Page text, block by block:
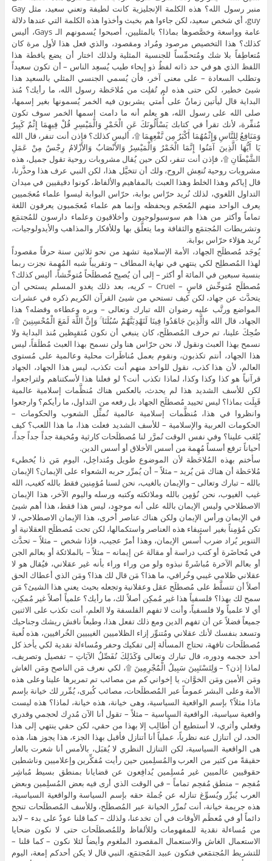
منبر رسول الله؟ هذه الكلمة الإنجليزية كانت لطيفة وتعني سعيد، مثل Gay
guy، أي شخص سعيد، لكن جاءوا هم بخبث وأخذوا هذه الكلمة التي عندها دلالة
عامة وواسعة وخصَّصوها بماذا؟ بالمثليين، أصبحوا يُسمونهم الـ Gays، أليس
كذلك؟ هذا التخصيص مرصود ومُراد ومقصود، والذي فعل هذا لأول مرة كان
مُتعاطِفاً بلا شك ومُتحمِّساً للجنسية المثلية ولذلك اختار أن يضع يافطة هذا
اللفظ الذي هو في حد ذاته لفظٌ ذو إيحاء طيب يُسعِد الناس – أن تكون سعيداً
وتطلب السعادة – على معنى آخر، فأن يُسمي الجنسي المثلي بالسعيد هذا
شيئ خطير، لكن حتى هذه لم تُفلِت من مُلاحَظة رسول الله، ما رأيك؟ مُنذ
البداية قال ليأتين زمانٌ على أُمتي يشربون فيه الخمر يُسمونها بغير إسمها،
صلى الله على رسول الله، هو يعلم أنه ما دامت إسمها الخمر سوف تكون
مُنفِّرة، لأنك تقرأ في كتابك يَسْأَلُونَكَ عَنِ الْخَمْرِ وَالْمَيْسِرِ قُلْ فِيهِمَا إِثْمٌ كَبِيرٌ
وَمَنَافِعُ لِلنَّاسِ وَإِثْمُهُمَا أَكْبَرُ مِن نَّفْعِهِمَا ۩، أليس كذلك؟ فإذن أنت تنفر، قال الله
يَا أَيُّهَا الَّذِينَ آمَنُوا إِنَّمَا الْخَمْرُ وَالْمَيْسِرُ وَالأَنْصَابُ وَالأَزْلامُ رِجْسٌ مِنْ عَمَلِ
الشَّيْطَانِ ۩، فإذن أنت تنفر، لكن حين يُقال مشروبات روحية تقول جميل، هذه
مشروبات روحية تُنعِش الروح، ولك أن تتخيَّل هذا، لكن النبي عرف هذا وحذَّرنا،
قال إياكم وهذا الخلط وهذا العبث بالمفاهيم والألفاظ، كونوا دقيقيين في ميدان
التداول اللغوي، لذلك نُريد حرّاس بوابة، حرّاس البوابة ليسوا علماء مُعجَميين
يعرف الواحد منهم المُعجَم ويحفظه وإنما هم علماء مُعجَميون يعرفون اللغة
تماماً وأكثر من هذا هم سوسيولوجيون وأخلاقيون وعلماء دارسون للمُجتمَع
وتشريطات المُجتمَع والثقافة وما يتعلَّق بها وللأفكار والمذاهب والأيدولوجيات،
نُريد هؤلاء حرّاس بوابة.
يُوجَد مُصطلَح الجهاد، الأمة الإسلامية تشهد من نحو ثلاثين سنة حرفاً مقصوداً
لهذا المُصطلِح لكي ينتهي في نهاية المطاف – وتقريباً شبه المُهِمة نجزت ربما
بنسبة سبعين في المائة أو أكثر – إلى أن يُصبِح مُصطلَحاً مُتوحِّشاً، أليس كذلك؟
مُصطلَح مُتوحِّش قاسٍ – Cruel – كريه، بعد ذلك يغدو المسلم يستحي أن
يتحدَّث عن جهاد، لكن كيف تستحي من شيئ القرآن الكريم ذكره في عشرات
المواضع ورتَّب عليه رضوان الله تبارك وتعالى – وبره وعطاءه وفضله؟ هذا
الجهاد، قال الله وَالَّذِينَ جَاهَدُوا فِينَا لَنَهْدِيَنَّهُمْ سُبُلَنَا ۚ وَإِنَّ اللَّهَ لَمَعَ الْمُحْسِنِينَ ۩،
ضُحِكَ علينا، تم حرف المُصطلَح، كان ينبغي أن نكون مُتقيِظين مُنذ البداية ولا
نسمح بهذا العبث ونقول لا، نحن حرّاس هنا ولن نسمح بهذا العبث مُطلَقاً، ليس
هذا الجهاد، أنتم تكذبون، ونقوم بعمل مُناظَرات محلية وعالمية على مُستوى
العالم، لأن هذا كذب، نقول للواحد منهم أنت تكذب، ليس هذا الجهاد، الجهاد
قرآنياً هو كذا وكذا وكذا، لماذا تكذب أنت؟ لو فعلنا هذا لأسكتناهم ولتراجعوا،
لكن للأسف الشديد هذا لم يحدث، بالعكس هناك مُنظَّمات إسلامية عالمية
قَبِلَت بماذا؟ ليس تحييد مُصطلَح الجهاد بل رفعه من التداول، ما رأيكم؟ وارجعوا
وانظروا في هذا، مُنظَّمات إسلامية عالمية تُمثِّل الشعوب والحكومات –
الحكومات العربية والإسلامية – للأسف الشديد فعلت هذا، ما هذا اللعب؟ كيف
يُلعَب علينا؟ وفي نفس الوقت تُمرَّر لنا مُصطلَحات كارثية ومُخيفة جداً جداً جداً،
أحياناً ترفع أسساً مُهِمة من أسس الأخلاق أو أسس الدين.
سأختم بهذه المُلاحَظة لأن الموضوع طويل ومُتداخِل، اليوم مَن ذا يُخطيء
مُلاحَظة أن هناك مَن يُريد – مثلاً – أن يُمرِّر حربه الشعواء على الإيمان؟ الإيمان
بالله – تبارك وتعالى – والإيمان بالغيب، نحن لسنا مُؤمِنين فقط بالله كغيب، الله
غيب الغيوب، نحن نُؤمِن بالله وملائكته وكتبه ورسله واليوم الآخر، هذا الإيمان
الاصطلاحي وليس الإيمان بالله على أنه موجود، ليس هذا فقط، هذا أهم شيئ
في الإيمان ورأس الإيمان ولكن هناك عناصر أُخرى، هذا الإيمان الاصطلاحي، لا
تكن مُؤمِناً بغير استيفاء هذه العناصر واستكمالها، لكن تحت مُصطلَح العقلانية أو
التنوير يُراد ضرب أُسس الإيمان، وهذا أمرٌ عجيب، فإذا شخص – مثلاً – تحدَّث
في مُحاضَرة أو كتب دراسة أو مقالة عن إيمانه – مثلاً – بالملائكة أو بعالم الجن
أو بعالم الآخرة مُباشَرةً نبذوه ولو من وراء وراء بأنه غير عقلاني، فيُقال هو لا
عقلاني ظلامي غيبي وخُرافي، ما هذا؟ مَن قال لك هذا؟ ومَن الذي أعطاك الحق
أصلاً أن تتسلَّط على مُصطلَح عقل وعقلانية وتجعله بحيث يعني هذا الشيئ؟ مَن
سمح لك بهذا؟ فلسفياً هذا غير مُمكِن أصلاً لك، ما رأيك؟ علمياً أصلاً غير مُمكِن،
أي لا علمياً ولا فلسفياً، وأنت لا تفهم الفلسفة ولا العلم، أنت تكذب على الاثنين
جميعاً فضلاً عن أن تفهم الدين ومع ذلك تفعل هذا، وطبعاً نافش ريشك وجناحيك
وتسعد بنفسك لأنك عقلاني ومُتنوِّر إزاء الظلاميين الغيبيين الخُرافيين، هذه لُعبة
مُصطلَحات تافهة، تحتاج المسألة إلى تفكيك وحفر ومُساءلة نقدية لكي يأخذ كل
أحد حجمه ودوره، قال تبارك وتعالى وَكَذَلِكَ نُفَصِّلُ الآيَاتِ – تفصيل وتصريف،
لماذا إذن؟ – وَلِتَسْتَبِينَ سَبِيلُ الْمُجْرِمِينَ ۩، لكي نعرف مَن الناصح ومَن الغاش
ومَن الأمين ومَن الخوَّان، يا إخواني كم من مصائب تم تمريرها علينا وعلى هذه
الأمة وعلى البشر عموماً عبر المُصطلَحات، مصائب كُبرى، يُمِّرر لك خيانة بإسم
ماذا مثلاً؟ بإسم الواقعية السياسية، وهى خيانة، هذه خيانة، لماذا؟ هذه ليست
واقعية سياسية، الواقعية السياسية – مثلاً – تقول أنا الآن مُدرِك لحجمي وقدري
وفعلي وأثري، لا أستطيع أن أُطالِب إلا بهذا من حقي، لكن حقي ينتهي إلى هذا
الحد، لن أتنازل عنه نظرياً، عملياً أنا أتنازل فأقبل بهذا الجزء، هذا يجوز هنا، هذه
هى الواقعية السياسية، لكن التنازل النظري لا يُقبَل، بالأمس أنا شعرت بالعار
حقيقةً من كثير من العرب والمُسلِمين حين رأيت مُفكِّرين وإعلاميين وناشطين
حقوقيين عالميين غير مُسلِمين يُدافِعون عن قضايانا بمنطق بسيط مُباشِر
مُفحِم – منطق مُفحِم تماماً – في الوقت الذي أرى فيه بعض المُسلِمين وبعض
العرب يُبرِّر ويُسوِّغ تنازله عن جُملة حقه بإسم السياسة والواقعية السياسية،
هذه جريمة خيانة، أنت تُمرِّر الخيانة عبر المُصطلَح، وللأسف المُصطلَحات تنجح
دائماً أو في مُعظَم الأوقات في أن تخدعنا، ولذلك – كما قلنا عودٌ على بدء – لابد
من مُساءلة نقدية للمفهومات وللألفاظ وللمُصطلَحات حتى لا نكون ضحايا
الاستعمال الغاش والاستعمال المقصود الملغوم وأيضاً لئلا نكون – كما قلنا –
للتشريط المُجتمَعي فنكون عبيد المُجتمَع، النبي قال لا يكن أحدكم إمعة، اليوم